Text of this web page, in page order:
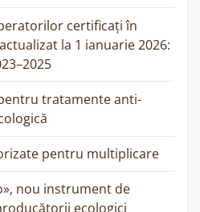
certificați în
la 1 ianuarie 2026:
tratamente anti-
pentru multiplicare
nou instrument de
ecologici